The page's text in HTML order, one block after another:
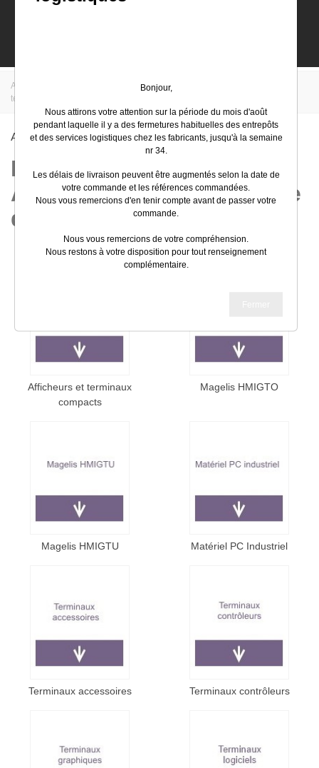
Accueil Schneider Electric
terminaux de dialogue
Afficheurs Et Terminaux De Dialogue
Industrie - Industrie -
Afficheurs et terminaux de
dialogue
Afficheurs et terminaux
compacts
Magelis HMIGTO
Magelis HMIGTU Matériel PC Industriel
Terminaux accessoires Terminaux contrôleurs
Bonjour,
Nous attirons votre attention sur la période du mois d'août
pendant laquelle il y a des fermetures habituelles des entrepôts
et des services logistiques chez les fabricants, jusqu'à la semaine
nr 34.
Les délais de livraison peuvent être augmentés selon la date de
votre commande et les références commandées.
Nous vous remercions d'en tenir compte avant de passer votre
commande.
Nous vous remercions de votre compréhension.
Nous restons à votre disposition pour tout renseignement
complémentaire.